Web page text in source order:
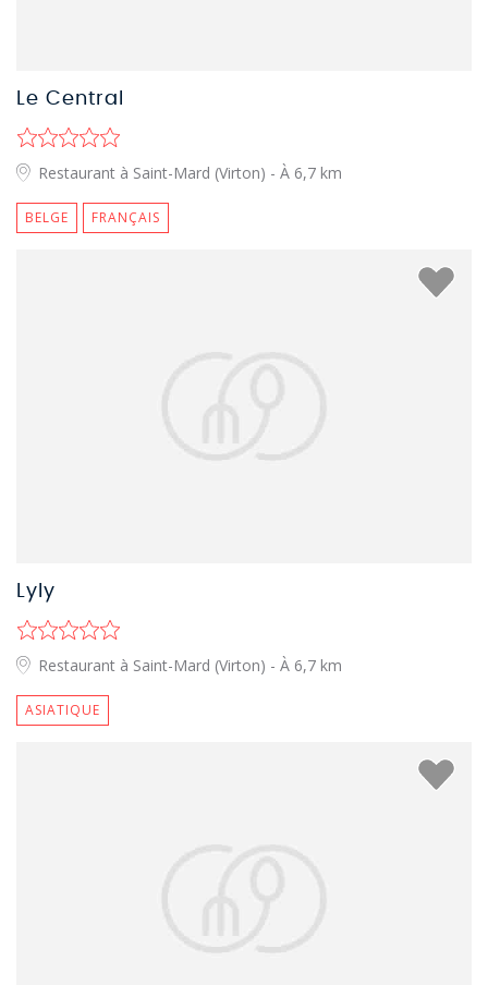
Le Central
Restaurant à Saint-Mard (Virton) - À 6,7 km
BELGE FRANÇAIS
Lyly
Restaurant à Saint-Mard (Virton) - À 6,7 km
ASIATIQUE